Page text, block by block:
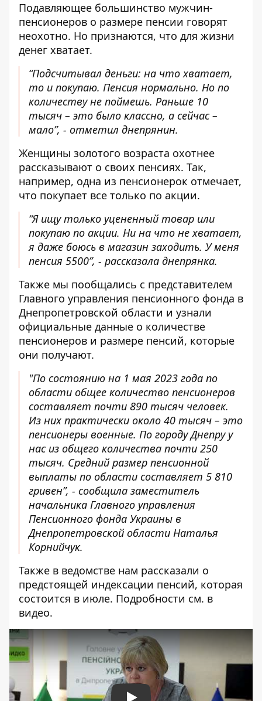
Подавляющее большинство мужчин-
пенсионеров о размере пенсии говорят
неохотно. Но признаются, что для жизни
денег хватает.
“Подсчитывал деньги: на что хватает,
то и покупаю. Пенсия нормально. Но по
количеству не поймешь. Раньше 10
тысяч – это было классно, а сейчас –
мало”, - отметил днепрянин.
Женщины золотого возраста охотнее
рассказывают о своих пенсиях. Так,
например, одна из пенсионерок отмечает,
что покупает все только по акции.
“Я ищу только уцененный товар или
покупаю по акции. Ни на что не хватает,
я даже боюсь в магазин заходить. У меня
пенсия 5500”, - рассказала днепрянка.
Также мы пообщались с представителем
Главного управления пенсионного фонда в
Днепропетровской области и узнали
официальные данные о количестве
пенсионеров и размере пенсий, которые
они получают.
"По состоянию на 1 мая 2023 года по
области общее количество пенсионеров
составляет почти 890 тысяч человек.
Из них практически около 40 тысяч – это
пенсионеры военные. По городу Днепру у
нас из общего количества почти 250
тысяч. Средний размер пенсионной
выплаты по области составляет 5 810
гривен”, - сообщила заместитель
начальника Главного управления
Пенсионного фонда Украины в
Днепропетровской области Наталья
Корнийчук.
Также в ведомстве нам рассказали о
предстоящей индексации пенсий, которая
состоится в июле. Подробности см. в
видео.